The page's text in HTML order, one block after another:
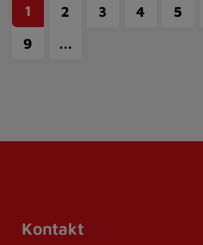
1 2 3 4 5
9
…
Kontakt